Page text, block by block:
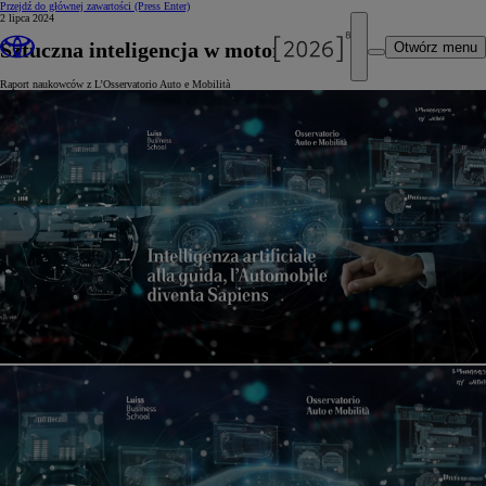
Przejdź do głównej zawartości (Press Enter)
Otwórz menu
2 lipca 2024
Sztuczna inteligencja w motoryzacji
Raport naukowców z L’Osservatorio Auto e Mobilità